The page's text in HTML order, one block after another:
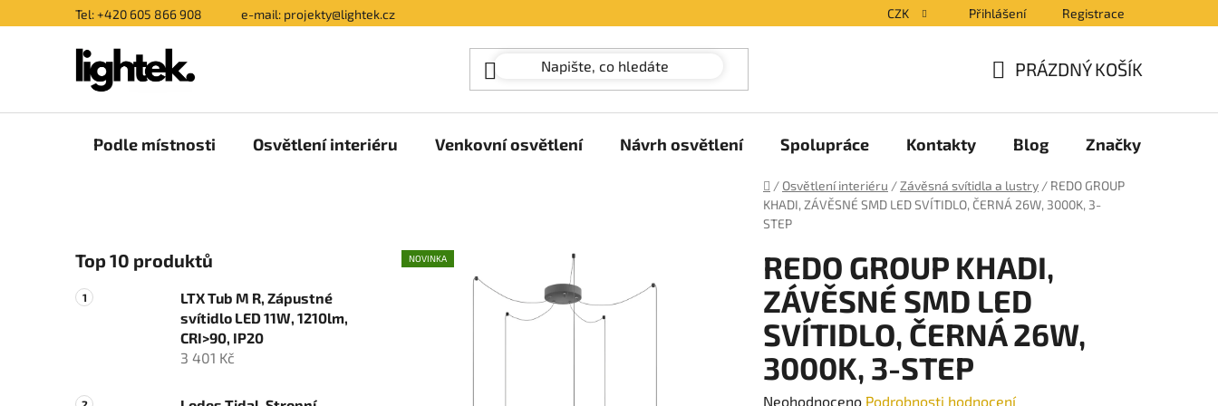
na
Tel: +420 605 866 908 e-mail: projekty@lightek.cz CZK Přihlášení Registrace
KOŠÍK
PRÁZDNÝ KOŠÍK
Podle místnosti Osvětlení interiéru Venkovní osvětlení Návrh osvětlení Spolupráce Kontakty Blog Značky
Domů
/ Osvětlení interiéru / Závěsná svítidla a lustry / REDO GROUP
KHADI, ZÁVĚSNÉ SMD LED SVÍTIDLO, ČERNÁ 26W, 3000K, 3-
STEP
o
s
t
Top 10 produktů
LTX Tub M R, Zápustné
svítidlo LED 11W, 1210lm,
CRI>90, IP20
3 401 Kč
REDO GROUP KHADI,
ZÁVĚSNÉ SMD LED
SVÍTIDLO, ČERNÁ 26W,
3000K, 3-STEP
Průměrné
Neohodnoceno Podrobnosti hodnocení
NOVINKA